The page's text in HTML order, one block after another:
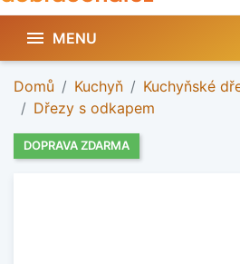
 MENU
Domů Kuchyň Kuchyňské
Dřezy s odkapem
DOPRAVA ZDARMA